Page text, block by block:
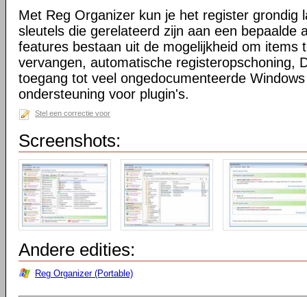
Met Reg Organizer kun je het register grondig
sleutels die gerelateerd zijn aan een bepaalde
features bestaan uit de mogelijkheid om items
vervangen, automatische registeropschoning,
toegang tot veel ongedocumenteerde
ondersteuning voor plugin's.
Stel een correctie voor
Screenshots:
Andere edities:
Reg Organizer (Portable)